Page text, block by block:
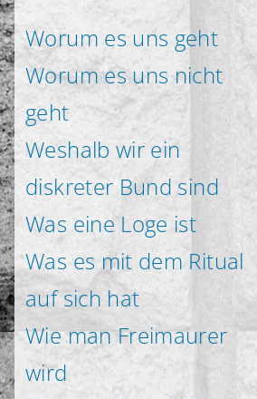
Worum es uns geht
Worum es uns nicht
geht
Weshalb wir ein
diskreter Bund sind
Was eine Loge ist
Was es mit dem Ritual
auf sich hat
Wie man Freimaurer
wird